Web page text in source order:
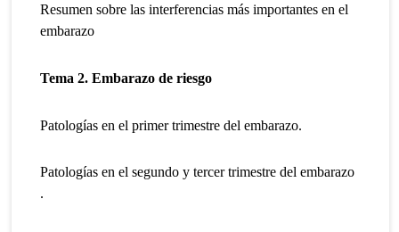
Resumen sobre las interferencias más importantes en el
embarazo
Tema 2. Embarazo de riesgo
Patologías en el primer trimestre del embarazo.
Patologías en el segundo y tercer trimestre del embarazo
.